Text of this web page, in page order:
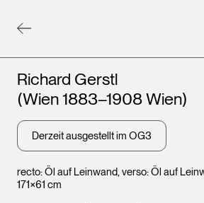
recto: Öl auf Leinwand, verso: Öl auf
171×61 cm
Künstler*innen
Richard Gerstl
(Wien 1883–1908 Wien)
Derzeit ausgestellt im OG3